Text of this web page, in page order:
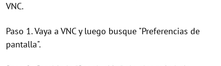
VNC.
Paso 1. Vaya a VNC y luego busque "Preferencias de
pantalla".